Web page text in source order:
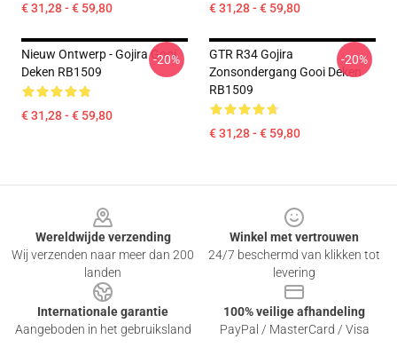
€ 31,28 - € 59,80 € 31,28 - € 59,80
Nieuw Ontwerp - Gojira Gooi
Deken RB1509
€ 31,28 - € 59,80
-20%
GTR R34 Gojira
Zonsondergang Gooi Deken
RB1509
€ 31,28 - € 59,80
-20%
Wereldwijde verzending
Wij verzenden naar meer dan 200
landen
Winkel met vertrouwen
24/7 beschermd van klikken tot
levering
Internationale garantie
Aangeboden in het gebruiksland
100% veilige afhandeling
PayPal / MasterCard / Visa